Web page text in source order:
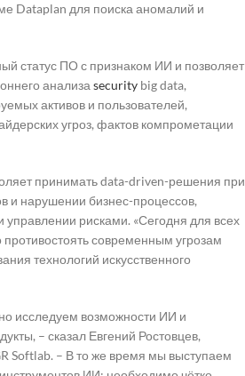
Dataplan для поиска аномалий и
статус ПО с признаком ИИ и позволяет
анализа security big data,
активов и пользователей,
угроз, фактов компрометации
принимать data-driven-решения при
и нарушении бизнес-процессов,
управлении рисками. «Сегодня для всех
современным угрозам
технологий искусственного
исследуем возможности ИИ и
– сказал Евгений Ростовцев,
Softlab. – В то же время мы выступаем